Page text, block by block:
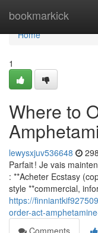
bookmarkick
Home
Home
1
Where to
lewysxjuv536648
Parfait ! Je vais
: **Acheter Ecstasy
style **commercial,
https://
order-act-
Comments